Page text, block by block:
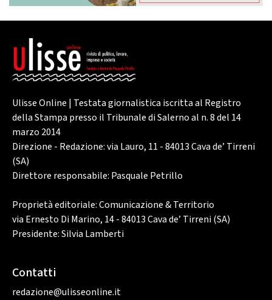
Ulisse Online | Testata giornalistica iscritta al Registro
della Stampa presso il Tribunale di Salerno al n. 8 del 14
marzo 2014
Direzione - Redazione: via Lauro, 11 - 84013 Cava de’ Tirreni
(SA)
Direttore responsabile: Pasquale Petrillo
Proprietà editoriale: Comunicazione & Territorio
via Ernesto Di Marino, 14 - 84013 Cava de’ Tirreni (SA)
Presidente: Silvia Lamberti
Contatti
redazione@ulisseonline.it